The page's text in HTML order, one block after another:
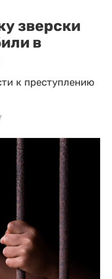
зверски
в
к преступлению